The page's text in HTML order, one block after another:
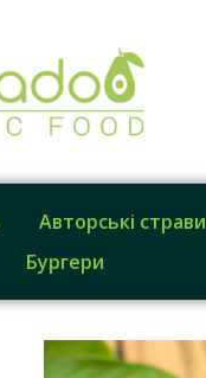
Авторські страви
Бургери